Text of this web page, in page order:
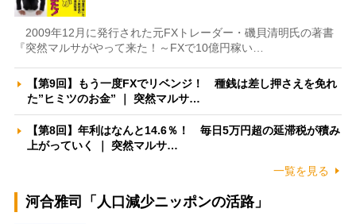
2009年12月に発行された元FXトレーダー・磯貝清明氏の著書
『突然マルサがやって来た！～FXで10億円稼い…
【第9回】もう一度FXでリベンジ！ 種銭は差し押さえを免れ
た”ヒミツのお金” ｜ 突然マルサ…
【第8回】年利はなんと14.6％！ 毎日5万円超の延滞税が積み
上がっていく ｜ 突然マルサ…
一覧を見る
河合雅司「人口減少ニッポンの活路」